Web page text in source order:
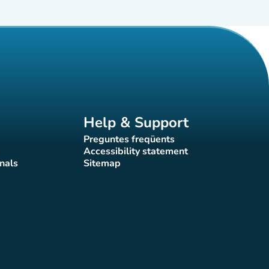
Help & Support
Preguntes freqüents
(new tab)
Accessibility statement
(new tab)
Sitemap(new tab)